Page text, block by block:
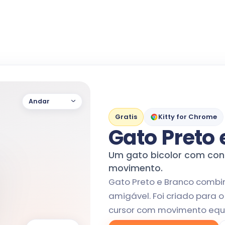
Andar
Gratis Kitty for Chrome
Gato Preto
Um gato bicolor com
movimento.
Gato Preto e Branco
amigável. Foi criado para
cursor com movimento